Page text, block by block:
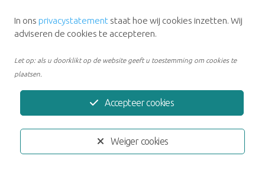
Privacystatement Disclaimer
Yardzorgsites.nl
Weiger cookies
Accepteer cookies
In ons privacystatement staat hoe wij cookies inzetten. Wij
adviseren de cookies te accepteren.
Let op: als u doorklikt op de website geeft u toestemming om cookies te
plaatsen.